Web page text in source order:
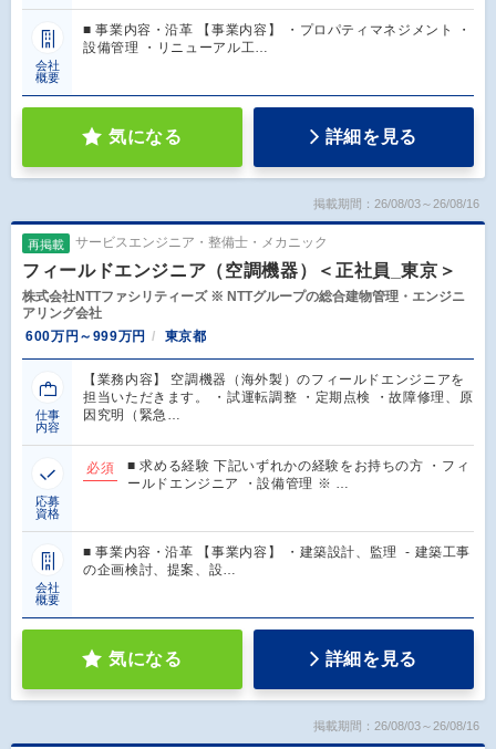
会社
概要
■ 事業内容・沿革 【事業内容】 ・プロパティマネジメント ・
設備管理 ・リニューアル工…
気になる 詳細を見る
掲載期間：26/08/03～26/08/16
再掲載 サービスエンジニア・整備士・メカニック
フィールドエンジニア（空調機器）＜正社員_東京＞
株式会社NTTファシリティーズ ※ NTTグループの総合建物管理・エンジニ
アリング会社
600万円～999万円
東京都
仕事
内容
【業務内容】 空調機器（海外製）のフィールドエンジニアを
担当いただきます。 ・試運転調整 ・定期点検 ・故障修理、原
因究明（緊急…
応募
資格
必須
■ 求める経験 下記いずれかの経験をお持ちの方 ・フィ
ールドエンジニア ・設備管理 ※ …
会社
概要
■ 事業内容・沿革 【事業内容】 ・建築設計、監理 - 建築工事
の企画検討、提案、設…
気になる 詳細を見る
掲載期間：26/08/03～26/08/16